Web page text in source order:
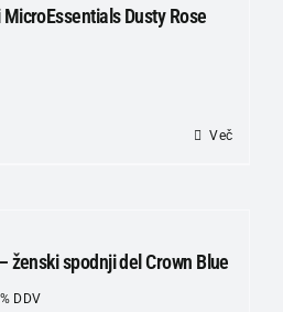
Dusty Rose
Več
ženski spodnji del Crown Blue
DDV